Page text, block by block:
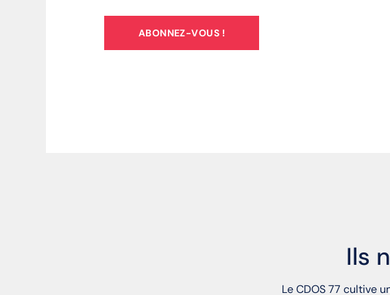
ABONNEZ-VOUS !
Ils
Le CDOS 77 cultive